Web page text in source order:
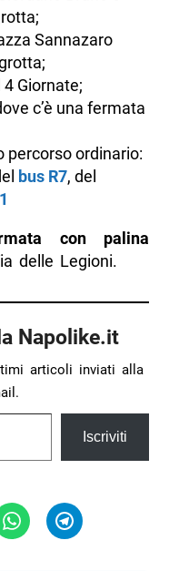
Sannazaro
Giornate;
c’è una fermata
percorso ordinario:
bus R7, del
con palina
delle Legioni.
Napolike.it
articoli inviati alla
Iscriviti